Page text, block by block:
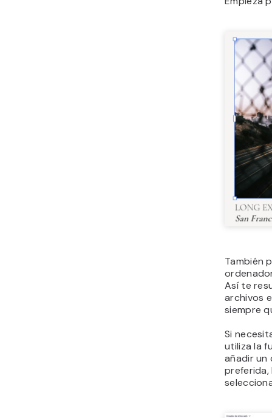
También
Así te
archivos
siempre
Si
utiliza la
añadir un